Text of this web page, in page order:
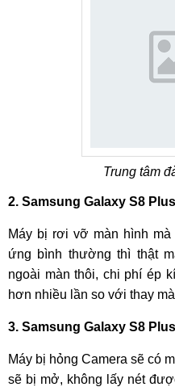
Trung tâm
2. Samsung Galaxy S8
Máy bị rơi vỡ màn hình
ứng bình thường thì thật
ngoài màn thôi, chi phí ép
hơn nhiều lần so với thay
3. Samsung Galaxy S8
Máy bị hỏng Camera sẽ có
sẽ bị mở, không lấy nét